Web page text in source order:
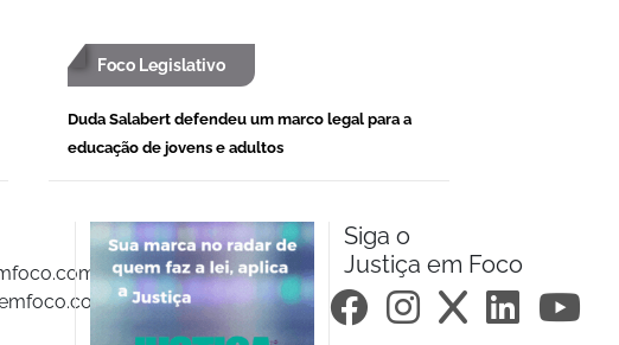
Foco Legislativo
Duda Salabert defendeu um marco legal para a
educação de jovens e adultos
Siga o
Justiça em Foco